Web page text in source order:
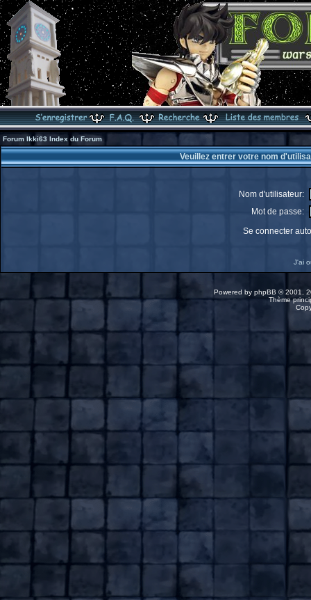
Forum Ikki63 Index du Forum
Veuillez entrer votre nom
Nom d'utilisateur:
Mot de passe:
Se connecter
J'ai
Powered by phpBB © 2001,
Thème